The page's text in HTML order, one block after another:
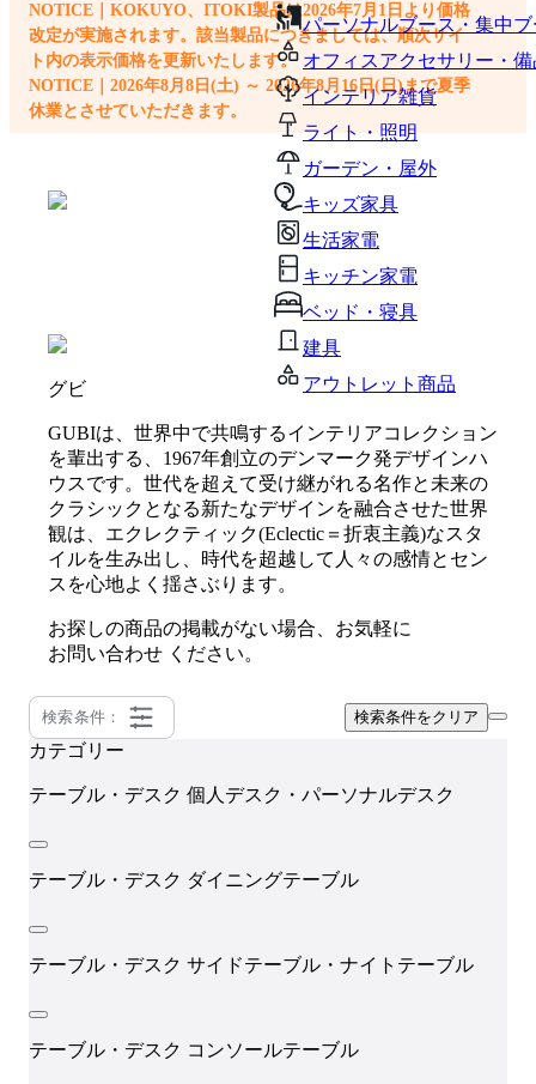
パーソナルブース・集中
オフィスアクセサリー・備
インテリア雑貨
ライト・照明
ガーデン・屋外
キッズ家具
生活家電
キッチン家電
ベッド・寝具
建具
アウトレット商品
NOTICE｜KOKUYO、ITOKI製品は2026年7月1日より価格
改定が実施されます。該当製品につきましては、順次サイ
ト内の表示価格を更新いたします。
NOTICE｜2026年8月8日(土) ～ 2026年8月16日(日)まで夏季
休業とさせていただきます。
グビ
GUBIは、世界中で共鳴するインテリアコレクション
を輩出する、1967年創立のデンマーク発デザインハ
ウスです。世代を超えて受け継がれる名作と未来の
クラシックとなる新たなデザインを融合させた世界
観は、エクレクティック(Eclectic＝折衷主義)なスタ
イルを生み出し、時代を超越して人々の感情とセン
スを心地よく揺さぶります。
お探しの商品の掲載がない場合、お気軽に
お問い合わせ ください。
検索条件： 検索条件をクリア
カテゴリー
テーブル・デスク 個人デスク・パーソナルデスク
テーブル・デスク ダイニングテーブル
テーブル・デスク サイドテーブル・ナイトテーブル
テーブル・デスク コンソールテーブル